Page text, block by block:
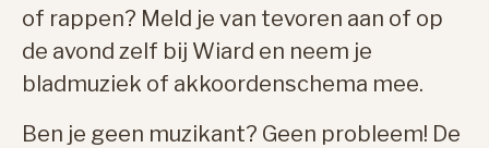
of rappen? Meld je van tevoren aan of op
de avond zelf bij Wiard en neem je
bladmuziek of akkoordenschema mee.
Ben je geen muzikant? Geen probleem! De